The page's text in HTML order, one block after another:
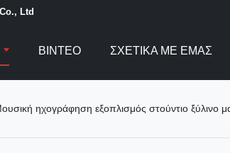
Ltd
ΒΊΝΤΕΟ ΣΧΕΤΙΚΆ ΜΕ ΕΜΆΣ
ηχογράφηση εξοπλισμός στούντιο ξύλινο